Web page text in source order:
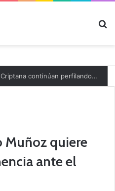
El CB Villarrobledo y el CB Criptana continúan perfilando sus plantillas
Muñoz quiere
ante el